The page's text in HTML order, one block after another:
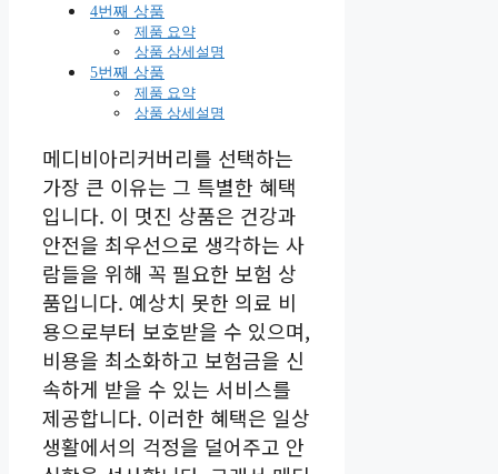
4번째 상품
제품 요약
상품 상세설명
5번째 상품
제품 요약
상품 상세설명
메디비아리커버리를 선택하는
가장 큰 이유는 그 특별한 혜택
입니다. 이 멋진 상품은 건강과
안전을 최우선으로 생각하는 사
람들을 위해 꼭 필요한 보험 상
품입니다. 예상치 못한 의료 비
용으로부터 보호받을 수 있으며,
비용을 최소화하고 보험금을 신
속하게 받을 수 있는 서비스를
제공합니다. 이러한 혜택은 일상
생활에서의 걱정을 덜어주고 안